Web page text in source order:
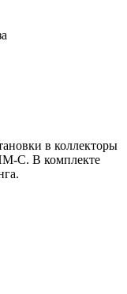
в коллекторы
C. В комплекте